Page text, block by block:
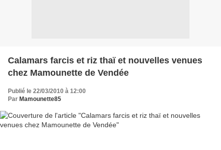
Calamars farcis et riz thaï et nouvelles venues
chez Mamounette de Vendée
Publié le 22/03/2010 à 12:00
Par Mamounette85